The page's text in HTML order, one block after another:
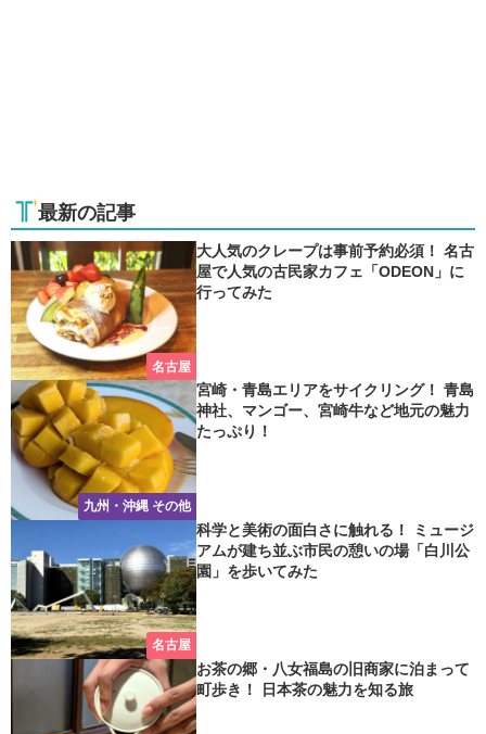
最新の記事
名古屋
大人気のクレープは事前予約必須！ 名古
屋で人気の古民家カフェ「ODEON」に
行ってみた
九州・沖縄 その他
宮崎・青島エリアをサイクリング！ 青島
神社、マンゴー、宮崎牛など地元の魅力
たっぷり！
名古屋
科学と美術の面白さに触れる！ ミュージ
アムが建ち並ぶ市民の憩いの場「白川公
園」を歩いてみた
お茶の郷・八女福島の旧商家に泊まって
町歩き！ 日本茶の魅力を知る旅